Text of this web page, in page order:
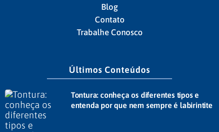
Blog
Contato
Trabalhe Conosco
Últimos Conteúdos
Tontura: conheça os diferentes tipos e
entenda por que nem sempre é labirintite